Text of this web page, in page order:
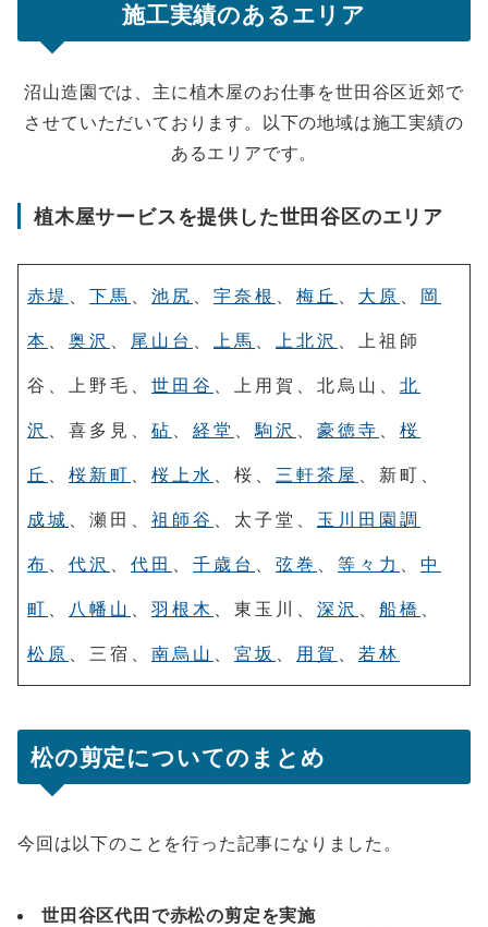
施工実績のあるエリア
沼山造園では、主に植木屋のお仕事を世田谷区近郊で
させていただいております。以下の地域は施工実績の
あるエリアです。
植木屋サービスを提供した世田谷区のエリア
赤堤 下馬 池尻 宇奈根 梅丘 大原 岡
本 奥沢 尾山台 上馬 上北沢 、上祖師
谷、上野毛、 世田谷 、上用賀、北烏山、 北
沢 、喜多見、 砧 経堂 駒沢 豪徳寺 桜
丘 桜新町 桜上水 、桜、 三軒茶屋 、新町、
成城 、瀬田、 祖師谷 、太子堂、 玉川田園調
布 代沢 代田 千歳台 弦巻 等々力 中
町 八幡山 羽根木 、東玉川、 深沢 船橋
松原 、三宿、 南烏山 宮坂 用賀 若林
松の剪定についてのまとめ
今回は以下のことを行った記事になりました。
世田谷区代田で赤松の剪定を実施